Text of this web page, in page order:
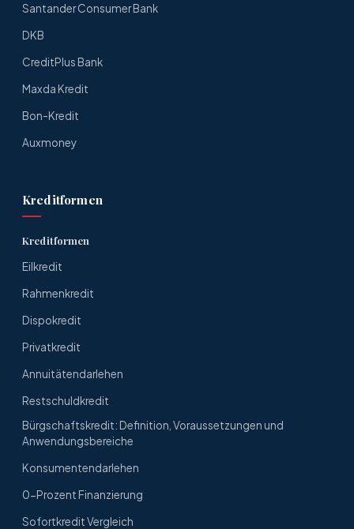
Santander Consumer Bank
DKB
CreditPlus Bank
Maxda Kredit
Bon-Kredit
Auxmoney
Kreditformen
Kreditformen
Eilkredit
Rahmenkredit
Dispokredit
Privatkredit
Annuitätendarlehen
Restschuldkredit
Bürgschaftskredit: Definition, Voraussetzungen und
Anwendungsbereiche
Konsumentendarlehen
0-Prozent Finanzierung
Sofortkredit Vergleich